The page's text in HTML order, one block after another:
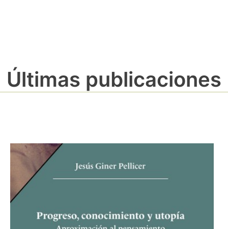
Últimas publicaciones